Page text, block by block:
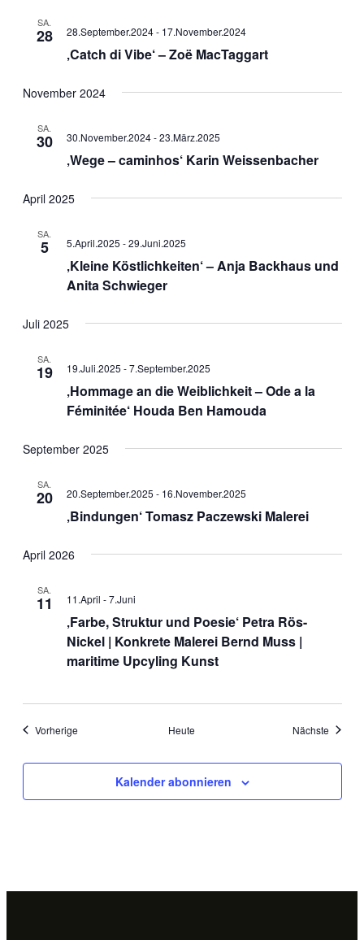
SA.
28 28.September.2024- 17.November.2024
‚Catch di Vibe‘ – Zoë MacTaggart
November 2024
SA.
30 30.November.2024-23.März.2025
‚Wege – caminhos‘ Karin Weissenbacher
April 2025
SA.
5 5.April.2025 -29.Juni.2025
‚Kleine Köstlichkeiten‘ – Anja Backhaus und
Anita Schwieger
Juli 2025
SA.
19 19.Juli.2025 -7.September.2025
‚Hommage an die Weiblichkeit – Ode a la
Féminitée‘ Houda Ben Hamouda
September 2025
SA.
20 20.September.2025 - 16.November.2025
‚Bindungen‘ Tomasz Paczewski Malerei
April 2026
SA.
11 11.April -7.Juni
‚Farbe, Struktur und Poesie‘ Petra Rös-
Nickel | Konkrete Malerei Bernd Muss |
maritime Upcyling Kunst
VorherigeVeranstaltungen Heute Nächste
Kalender abonnieren